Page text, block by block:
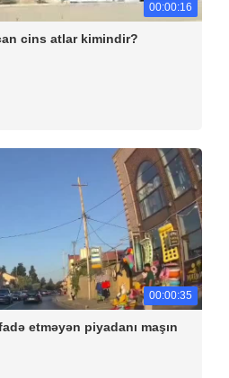
00:00:16
cins atlar kimindir?
00:00:35
etməyən piyadanı maşın